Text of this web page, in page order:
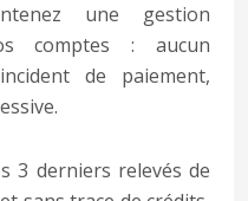
une gestion
comptes : aucun
de paiement,
3 derniers relevés de